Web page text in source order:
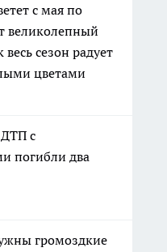
с мая по
великолепный
сезон радует
цветами
с
погибли два
громоздкие